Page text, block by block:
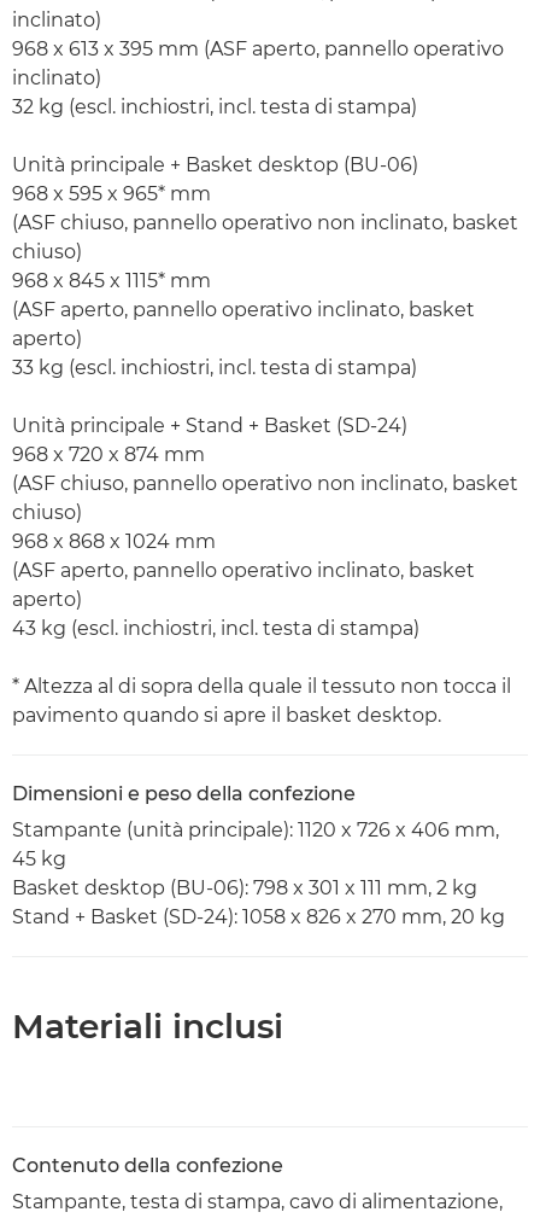
inclinato)
968 x 613 x 395 mm (ASF aperto, pannello operativo
inclinato)
32 kg (escl. inchiostri, incl. testa di stampa)
Unità principale + Basket desktop (BU-06)
968 x 595 x 965* mm
(ASF chiuso, pannello operativo non inclinato, basket
chiuso)
968 x 845 x 1115* mm
(ASF aperto, pannello operativo inclinato, basket
aperto)
33 kg (escl. inchiostri, incl. testa di stampa)
Unità principale + Stand + Basket (SD-24)
968 x 720 x 874 mm
(ASF chiuso, pannello operativo non inclinato, basket
chiuso)
968 x 868 x 1024 mm
(ASF aperto, pannello operativo inclinato, basket
aperto)
43 kg (escl. inchiostri, incl. testa di stampa)
* Altezza al di sopra della quale il tessuto non tocca il
pavimento quando si apre il basket desktop.
Dimensioni e peso della confezione
Stampante (unità principale): 1120 x 726 x 406 mm,
45 kg
Basket desktop (BU-06): 798 x 301 x 111 mm, 2 kg
Stand + Basket (SD-24): 1058 x 826 x 270 mm, 20 kg
Materiali inclusi
Contenuto della confezione
Stampante, testa di stampa, cavo di alimentazione,